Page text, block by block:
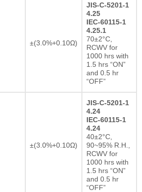
±(3.0%+0.10Ω)
JIS-C-5201-1
4.25
IEC-60115-1
4.25.1
70±2°C,
RCWV for
1000 hrs with
1.5 hrs “ON”
and 0.5 hr
“OFF”
±(3.0%+0.10Ω)
JIS-C-5201-1
4.24
IEC-60115-1
4.24
40±2°C,
90~95% R.H.,
RCWV for
1000 hrs with
1.5 hrs “ON”
and 0.5 hr
“OFF”